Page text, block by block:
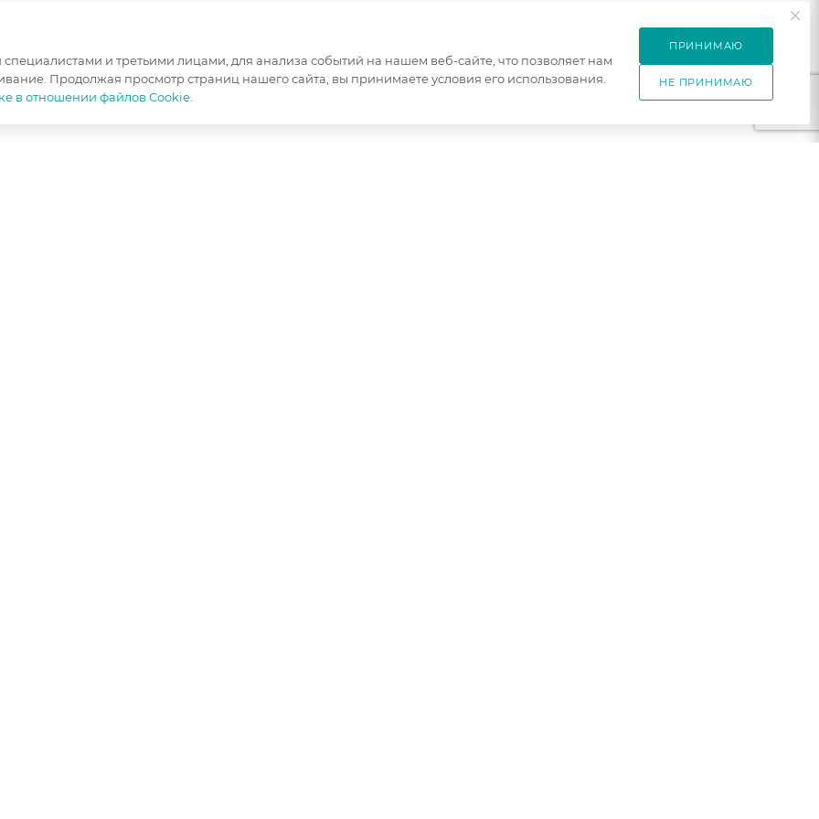
и третьими лицами, для анализа событий на нашем веб-сайте, что позволяет нам
Продолжая просмотр страниц нашего сайта, вы принимаете условия его использования.
в отношении файлов Cookie
ПРИНИМАЮ
НЕ ПРИНИМАЮ